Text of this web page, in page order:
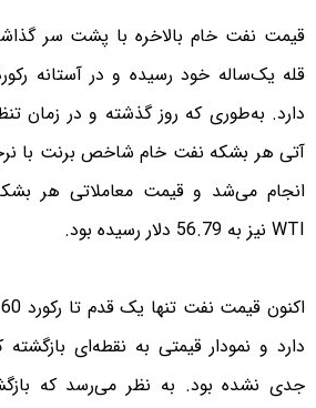
قیمت نفت خام بالاخره با پشت سر
دارد. به‌طوری که روز گذشته و در زمان
انجام می‌شد و قیمت معاملاتی هر
WTI نیز به 56.79 دلار رسیده بود.
دارد و نمودار قیمتی به نقطه‌ای
جدی نشده بود. به نظر می‌رسد که